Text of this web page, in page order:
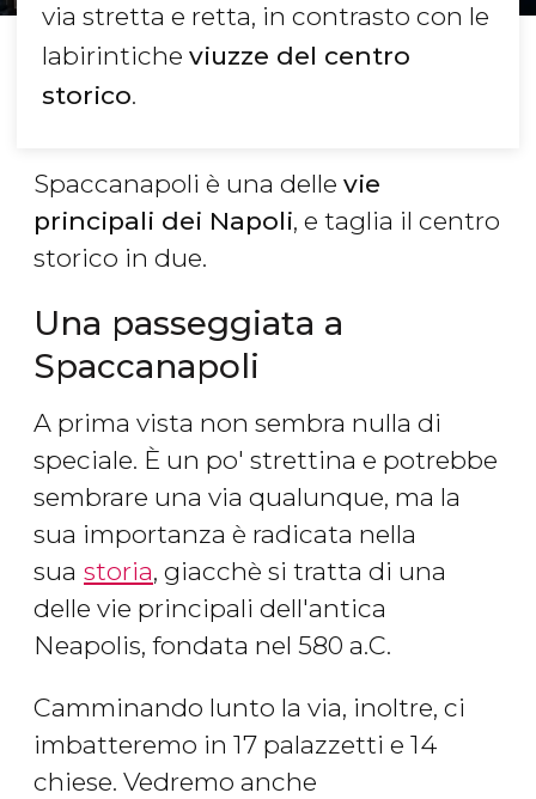
via stretta e retta, in contrasto con le
labirintiche viuzze del centro
storico.
Spaccanapoli è una delle vie
principali dei Napoli, e taglia il centro
storico in due.
Una passeggiata a
Spaccanapoli
A prima vista non sembra nulla di
speciale. È un po' strettina e potrebbe
sembrare una via qualunque, ma la
sua importanza è radicata nella
sua storia, giacchè si tratta di una
delle vie principali dell'antica
Neapolis, fondata nel 580 a.C.
Camminando lunto la via, inoltre, ci
imbatteremo in 17 palazzetti e 14
chiese. Vedremo anche